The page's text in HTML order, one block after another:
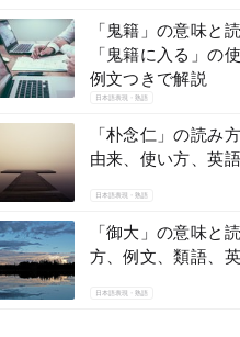
「鬼籍」の意味と
「鬼籍に入る」の
例文つきで解説
日本語表現・熟語
「朴念仁」の読み
由来、使い方、英
日本語表現・熟語
「御大」の意味と
方、例文、類語、
日本語表現・熟語